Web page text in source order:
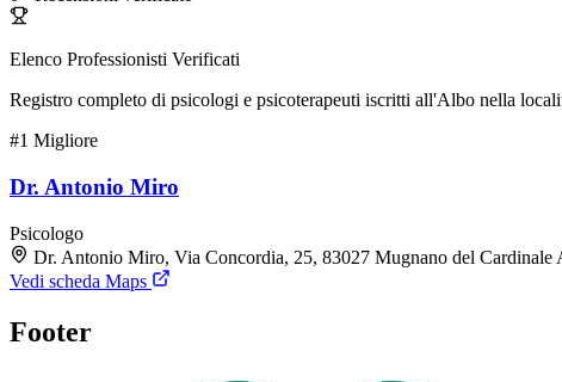
Elenco Professionisti Verificati
Registro completo di psicologi e psicoterapeuti iscritti all'Albo nella
#1 Migliore
Dr. Antonio Miro
Psicologo
Dr. Antonio Miro, Via Concordia, 25, 83027 Mugnano del Cardinale
Vedi scheda Maps
Footer